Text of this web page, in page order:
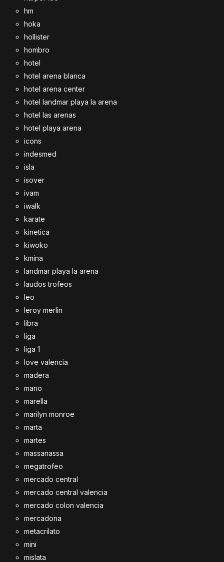
hm
hoka
hollister
hombro
hotel
hotel arena blanca
hotel arena center
hotel landmar playa la arena
hotel las arenas
hotel playa arena
icons
indesmed
isla
isover
ivam
iwalk
karate
kinetica
kiwoko
kmina
landmar playa la arena
laudos trofeos
leo
leroy merlin
libra
liga
liga 1
love valencia
madera
mano
marella
marilyn monroe
marta
martes
massanassa
megatrofeo
mercado central
mercado central valencia
mercado colon valencia
mercadona
metacrilato
mini
mislata